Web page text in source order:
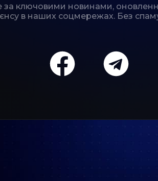
за ключовими новинами,
в наших соцмережах. Без